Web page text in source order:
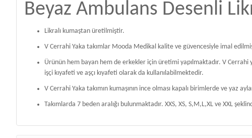
Beyaz Ambulans Desenli
Likralı kumaştan üretilmiştir.
V Cerrahi Yaka takımlar Mooda Medikal kalite ve güvencesiyle imal
Ürünün hem bayan hem de erkekler için üretimi yapılmaktadır. V
işçi kıyafeti ve aşçı kıyafeti olarak da kullanılabilmektedir.
V Cerrahi Yaka takımın kumaşının ince olması kapalı birimlerde ve yaz
Takımlarda 7 beden aralığı bulunmaktadır. XXS, XS, S,M,L,XL ve XXL